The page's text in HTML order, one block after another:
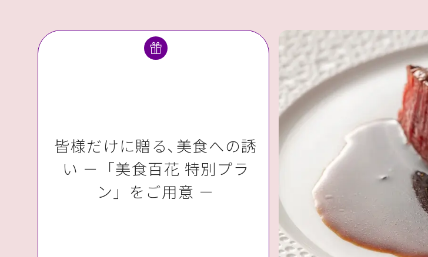
皆様だけに贈る､美食への誘
い －「美食百花 特別プラ
ン」をご用意 －